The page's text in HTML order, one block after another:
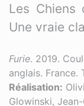
Les Chiens
Une vraie
Furie. 2019.
anglais. France.
Réalisation:
Glowinski,